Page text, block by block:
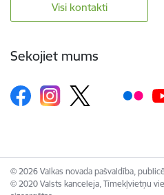
Visi kontakti
Sekojiet mums
© 2026 Valkas novada pašvaldība,
© 2020 Valsts kanceleja, Tīmekļvietņu